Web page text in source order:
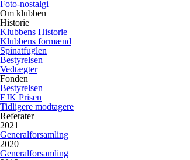
Foto-nostalgi
Om klubben
Historie
Klubbens Historie
Klubbens formænd
Spinatfuglen
Bestyrelsen
Vedtægter
Fonden
Bestyrelsen
EJK Prisen
Tidligere modtagere
Referater
2021
Generalforsamling
2020
Generalforsamling